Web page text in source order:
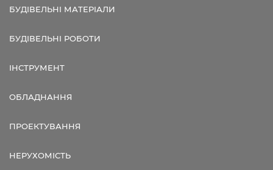
БУДІВЕЛЬНІ МАТЕРІАЛИ
БУДІВЕЛЬНІ РОБОТИ
ІНСТРУМЕНТ
ОБЛАДНАННЯ
ПРОЕКТУВАННЯ
НЕРУХОМІСТЬ